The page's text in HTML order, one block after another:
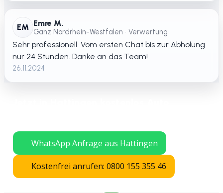
EM Emre M.
Ganz Nordrhein-Westfalen • Verwertung
Sehr professionell. Vom ersten Chat bis zur Abholung
nur 24 Stunden. Danke an das Team!
26.11.2024
WhatsApp Anfrage aus Hattingen
Kostenfrei anrufen: 0800 155 355 46